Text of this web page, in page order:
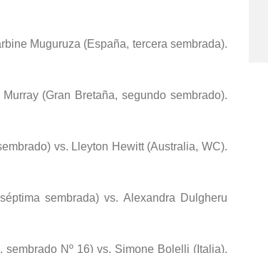
Muguruza (España, tercera sembrada).
(Gran Bretaña, segundo sembrado).
vs. Lleyton Hewitt (Australia, WC).
sembrada) vs. Alexandra Dulgheru
Nº 16) vs. Simone Bolelli (Italia).